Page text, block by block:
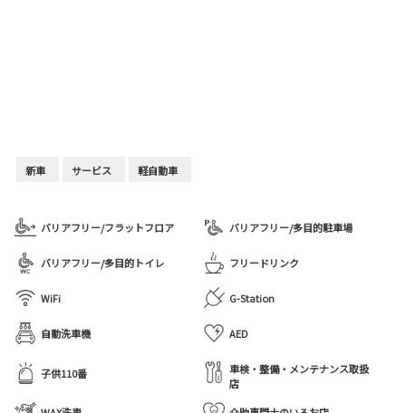
新車 サービス 軽自動車
バリアフリー/フラットフロア バリアフリー/多目的駐車場
バリアフリー/多目的トイレ フリードリンク
WiFi G-Station
自動洗車機 AED
子供110番
車検・整備・メンテナンス取扱
店